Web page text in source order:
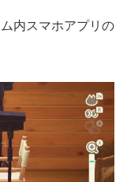
内スマホアプリの